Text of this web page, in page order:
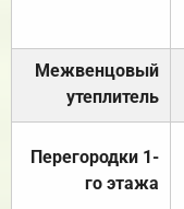
Межвенцовый
утеплитель
Перегородки 1-
го этажа